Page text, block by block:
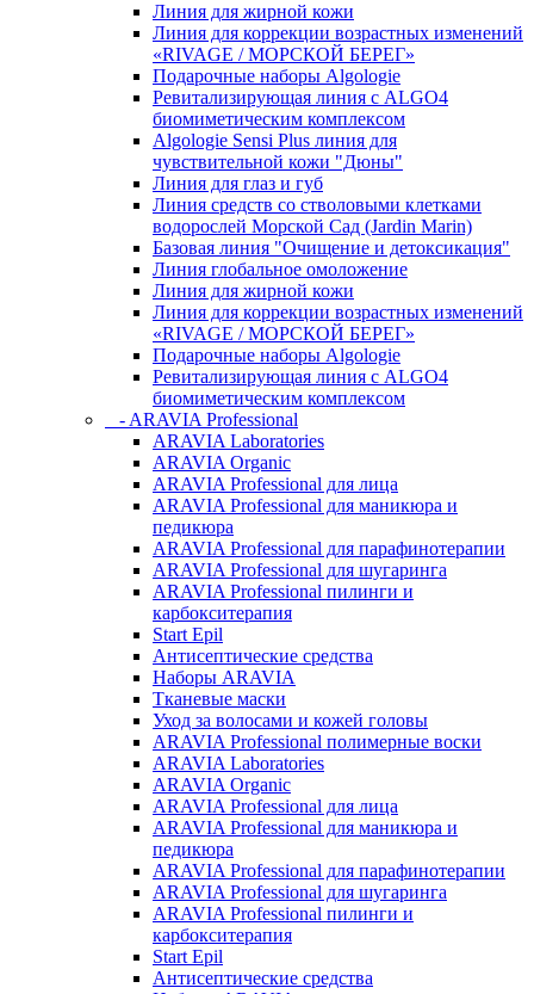
Линия для жирной кожи
Линия для коррекции возрастных изменений
«RIVAGE / МОРСКОЙ БЕРЕГ»
Подарочные наборы Algologie
Ревитализирующая линия с ALGO4
биомиметическим комплексом
Algologie Sensi Plus линия для
чувcтвительной кожи "Дюны"
Линия для глаз и губ
Линия средств со стволовыми клетками
водорослей Морской Сад (Jardin Marin)
Базовая линия "Очищение и детоксикация"
Линия глобальное омоложение
Линия для жирной кожи
Линия для коррекции возрастных изменений
«RIVAGE / МОРСКОЙ БЕРЕГ»
Подарочные наборы Algologie
Ревитализирующая линия с ALGO4
биомиметическим комплексом
- ARAVIA Professional
ARAVIA Laboratories
ARAVIA Organic
ARAVIA Professional для лица
ARAVIA Professional для маникюра и
педикюра
ARAVIA Professional для парафинотерапии
ARAVIA Professional для шугаринга
ARAVIA Professional пилинги и
карбокситерапия
Start Epil
Антисептические средства
Наборы ARAVIA
Тканевые маски
Уход за волосами и кожей головы
ARAVIA Professional полимерные воски
ARAVIA Laboratories
ARAVIA Organic
ARAVIA Professional для лица
ARAVIA Professional для маникюра и
педикюра
ARAVIA Professional для парафинотерапии
ARAVIA Professional для шугаринга
ARAVIA Professional пилинги и
карбокситерапия
Start Epil
Антисептические средства